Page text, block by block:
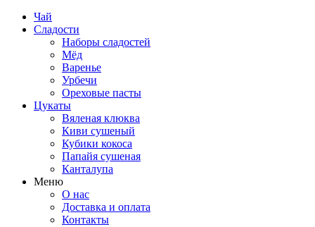
Чай
Сладости
Наборы сладостей
Мёд
Варенье
Урбечи
Ореховые пасты
Цукаты
Вяленая клюква
Киви сушеный
Кубики кокоса
Папайя сушеная
Канталупа
Меню
О нас
Доставка и оплата
Контакты